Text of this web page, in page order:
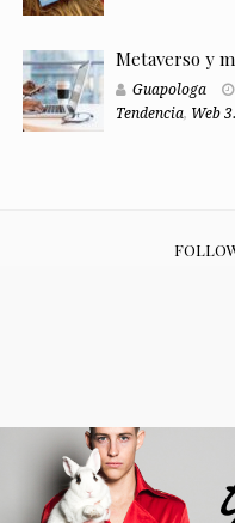
Metaverso y
Guapologa
Tendencia, Web